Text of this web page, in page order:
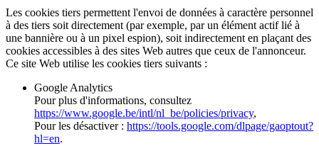
Les cookies tiers permettent l'envoi de données à caractère personnel
à des tiers soit directement (par exemple, par un élément actif lié à
une bannière ou à un pixel espion), soit indirectement en plaçant des
cookies accessibles à des sites Web autres que ceux de l'annonceur.
Ce site Web utilise les cookies tiers suivants :
Google Analytics
Pour plus d'informations, consultez
https://www.google.be/intl/nl_be/policies/privacy,
Pour les désactiver : https://tools.google.com/dlpage/gaoptout?
hl=en.